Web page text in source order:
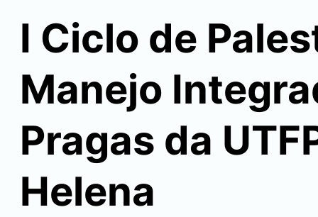
I Ciclo de
Manejo
Pragas da
Helena